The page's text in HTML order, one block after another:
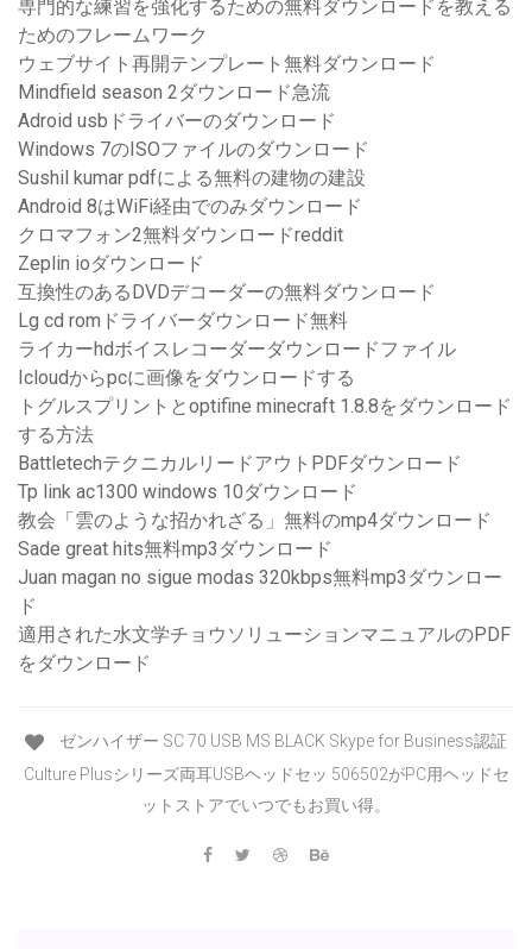
専門的な練習を強化するための無料ダウンロードを教える
ためのフレームワーク
ウェブサイト再開テンプレート無料ダウンロード
Mindfield season 2ダウンロード急流
Adroid usbドライバーのダウンロード
Windows 7のISOファイルのダウンロード
Sushil kumar pdfによる無料の建物の建設
Android 8はWiFi経由でのみダウンロード
クロマフォン2無料ダウンロードreddit
Zeplin ioダウンロード
互換性のあるDVDデコーダーの無料ダウンロード
Lg cd romドライバーダウンロード無料
ライカーhdボイスレコーダーダウンロードファイル
Icloudからpcに画像をダウンロードする
トグルスプリントとoptifine minecraft 1.8.8をダウンロード
する方法
BattletechテクニカルリードアウトPDFダウンロード
Tp link ac1300 windows 10ダウンロード
教会「雲のような招かれざる」無料のmp4ダウンロード
Sade great hits無料mp3ダウンロード
Juan magan no sigue modas 320kbps無料mp3ダウンロー
ド
適用された水文学チョウソリューションマニュアルのPDF
をダウンロード
ゼンハイザー SC 70 USB MS BLACK Skype for Business認証
Culture Plusシリーズ両耳USBヘッドセッ 506502がPC用ヘッドセ
ットストアでいつでもお買い得。